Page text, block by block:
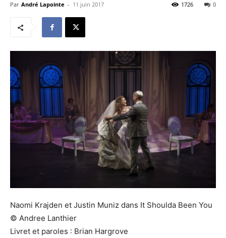
Par André Lapointe - 11 juin 2017 0
1726
Naomi Krajden et Justin Muniz dans It Shoulda Been You
© Andree Lanthier
Livret et paroles : Brian Hargrove